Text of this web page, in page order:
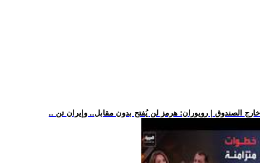
.. خارج الصندوق | رويوران: هرمز لن يُفتح بدون مقابل.. وإيران تن